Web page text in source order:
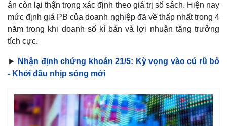
án còn lại thận trọng xác định theo giá trị sổ sách. Hiện nay
mức định giá PB của doanh nghiệp đã về thấp nhất trong 4
năm trong khi doanh số kí bán và lợi nhuận tăng trưởng
tích cực.
► Nhận định chứng khoán 21/5: Kỳ vọng vào cú rũ bỏ
- Khởi đầu nhịp sóng mới